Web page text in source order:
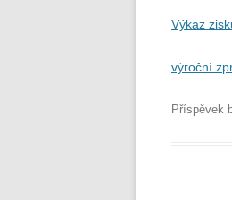
Výkaz
výroční
Příspěvek